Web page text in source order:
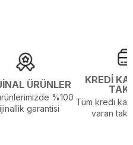
ÜRÜNLER
%100
garantisi
KREDİ
Tüm kredi
varan